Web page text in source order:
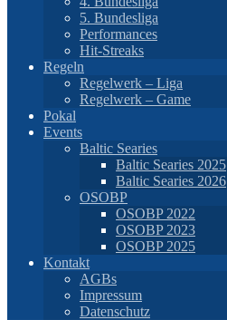
5. Bundesliga
Performances
Hit-Streaks
Regeln
Regelwerk – Liga
Regelwerk – Game
Pokal
Events
Baltic Searies
Baltic Searies 2025
Baltic Searies 2026
OSOBP
OSOBP 2022
OSOBP 2023
OSOBP 2025
Kontakt
AGBs
Impressum
Datenschutz